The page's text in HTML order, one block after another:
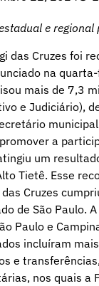
e
das Cruzes foi
na
mais de 7,3
e Judiciário),
a
um
Tietê. Esse
das Cruzes
de São Paulo.
Paulo e
incluíram
e
nos quais a